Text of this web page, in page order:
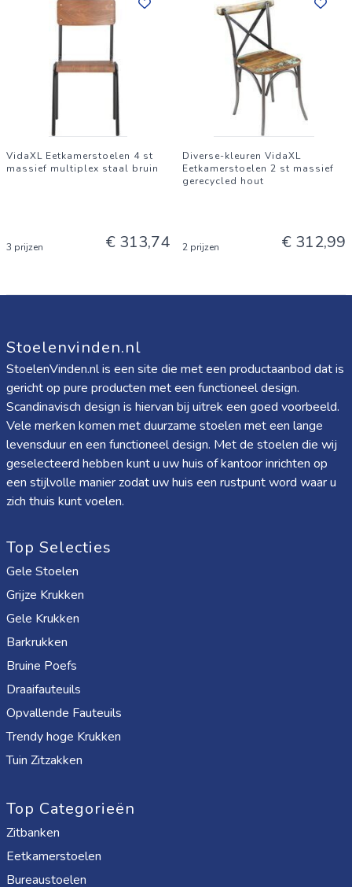
VidaXL Eetkamerstoelen 4 st
massief multiplex staal bruin
3 prijzen € 313,74
Diverse-kleuren VidaXL
Eetkamerstoelen 2 st massief
gerecycled hout
2 prijzen € 312,99
Stoelenvinden.nl
StoelenVinden.nl is een site die met een productaanbod dat is
gericht op pure producten met een functioneel design.
Scandinavisch design is hiervan bij uitrek een goed voorbeeld.
Vele merken komen met duurzame stoelen met een lange
levensduur en een functioneel design. Met de stoelen die wij
geselecteerd hebben kunt u uw huis of kantoor inrichten op
een stijlvolle manier zodat uw huis een rustpunt word waar u
zich thuis kunt voelen.
Top Selecties
Gele Stoelen
Grijze Krukken
Gele Krukken
Barkrukken
Bruine Poefs
Draaifauteuils
Opvallende Fauteuils
Trendy hoge Krukken
Tuin Zitzakken
Top Categorieën
Zitbanken
Eetkamerstoelen
Bureaustoelen